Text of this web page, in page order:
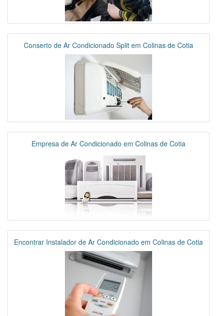
Conserto de Ar Condicionado Split em Colinas de Cotia
Empresa de Ar Condicionado em Colinas de Cotia
Encontrar Instalador de Ar Condicionado em Colinas de Cotia